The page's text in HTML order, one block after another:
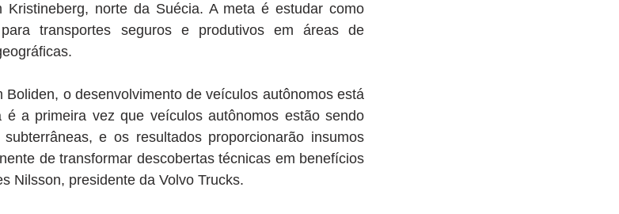
norte da Suécia. A meta é estudar como
transportes seguros e produtivos em áreas de
Boliden, o desenvolvimento de veículos autônomos está
a primeira vez que veículos autônomos estão sendo
e os resultados proporcionarão insumos
de transformar descobertas técnicas em benefícios
Nilsson, presidente da Volvo Trucks.